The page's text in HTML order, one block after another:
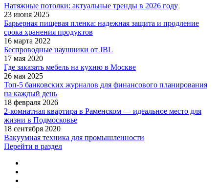
Натяжные потолки: актуальные тренды в 2026 году
23 июня 2025
Барьерная пищевая пленка: надежная защита и продление
срока хранения продуктов
16 марта 2022
Беспроводные наушники от JBL
17 мая 2020
Где заказать мебель на кухню в Москве
26 мая 2025
Топ-5 банковских журналов для финансового планирования
на каждый день
18 февраля 2026
2-комнатная квартира в Раменском — идеальное место для
жизни в Подмосковье
18 сентября 2020
Вакуумная техника для промышленности
Перейти в раздел